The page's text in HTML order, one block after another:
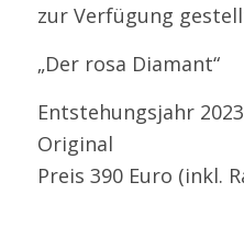
zur Verfügung
„Der rosa Diamant“
Entstehungsjahr
Original
Preis 390 Euro (inkl.